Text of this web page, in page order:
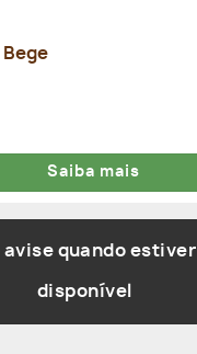
Bege
Saiba mais
avise quando estiver
disponível